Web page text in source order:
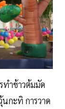
ทำข้าวต้มมัด
กะทิ การวาด